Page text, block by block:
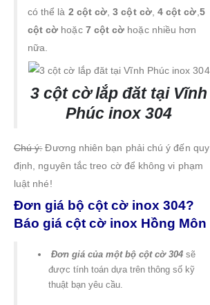
có thể là 2 cột cờ ,3 cột cờ, 4 cột cờ 5
cột cờ hoặc 7 cột cờ hoặc nhiều hơn
nữa.
3 cột cờ lắp đăt tại Vĩnh
Phúc inox 304
Chú ý:Đương nhiên bạn phải chú ý đến quy
định, nguyên tắc treo cờ để không vi phạm
luật nhé!
Đơn giá bộ cột cờ inox 304?
Báo giá cột cờ inox Hồng Môn
Đơn giá của một bộ cột cờ 304sẽ
được tính toán dựa trên thông số kỹ
thuật bạn yêu cầu.